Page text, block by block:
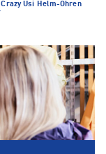
Crazy Usi Helm-Ohren